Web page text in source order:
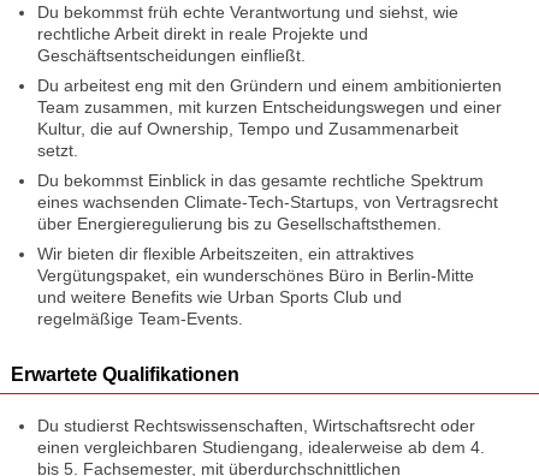
Du bekommst früh echte Verantwortung und siehst, wie
rechtliche Arbeit direkt in reale Projekte und
Geschäftsentscheidungen einfließt.
Du arbeitest eng mit den Gründern und einem ambitionierten
Team zusammen, mit kurzen Entscheidungswegen und einer
Kultur, die auf Ownership, Tempo und Zusammenarbeit
setzt.
Du bekommst Einblick in das gesamte rechtliche Spektrum
eines wachsenden Climate-Tech-Startups, von Vertragsrecht
über Energieregulierung bis zu Gesellschaftsthemen.
Wir bieten dir flexible Arbeitszeiten, ein attraktives
Vergütungspaket, ein wunderschönes Büro in Berlin-Mitte
und weitere Benefits wie Urban Sports Club und
regelmäßige Team-Events.
Erwartete Qualifikationen
Du studierst Rechtswissenschaften, Wirtschaftsrecht oder
einen vergleichbaren Studiengang, idealerweise ab dem 4.
bis 5. Fachsemester, mit überdurchschnittlichen